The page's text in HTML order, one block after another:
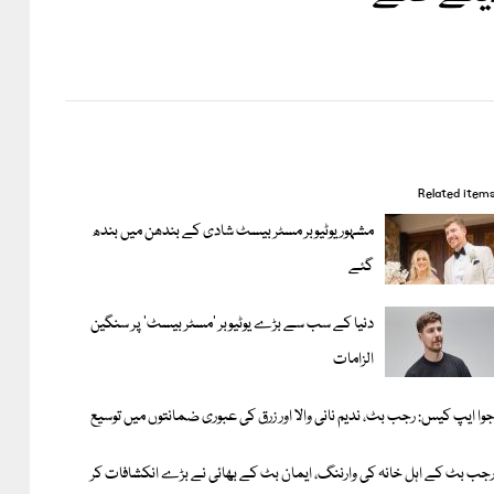
Related items
مشہور یوٹیوبر مسٹر بیسٹ شادی کے بندھن میں بندھ
گئے
دنیا کے سب سے بڑے یوٹیوبر ’مسٹر بیسٹ‘ پر سنگین
الزامات
جوا ایپ کیس: رجب بٹ، ندیم نانی والا اور زرق کی عبوری ضمانتوں میں توسیع
رجب بٹ کے اہل خانہ کی وارننگ، ایمان بٹ کے بھائی نے بڑے انکشافات کر